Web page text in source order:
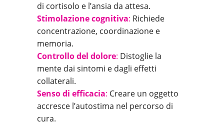
di cortisolo e l’ansia da attesa.
Stimolazionecognitiva: Richiede
concentrazione, coordinazione e
memoria.
Controllo del dolore: Distoglie la
mente dai sintomi e dagli effetti
collaterali.
Senso di efficacia: Creare un oggetto
accresce l’autostima nel percorso di
cura.